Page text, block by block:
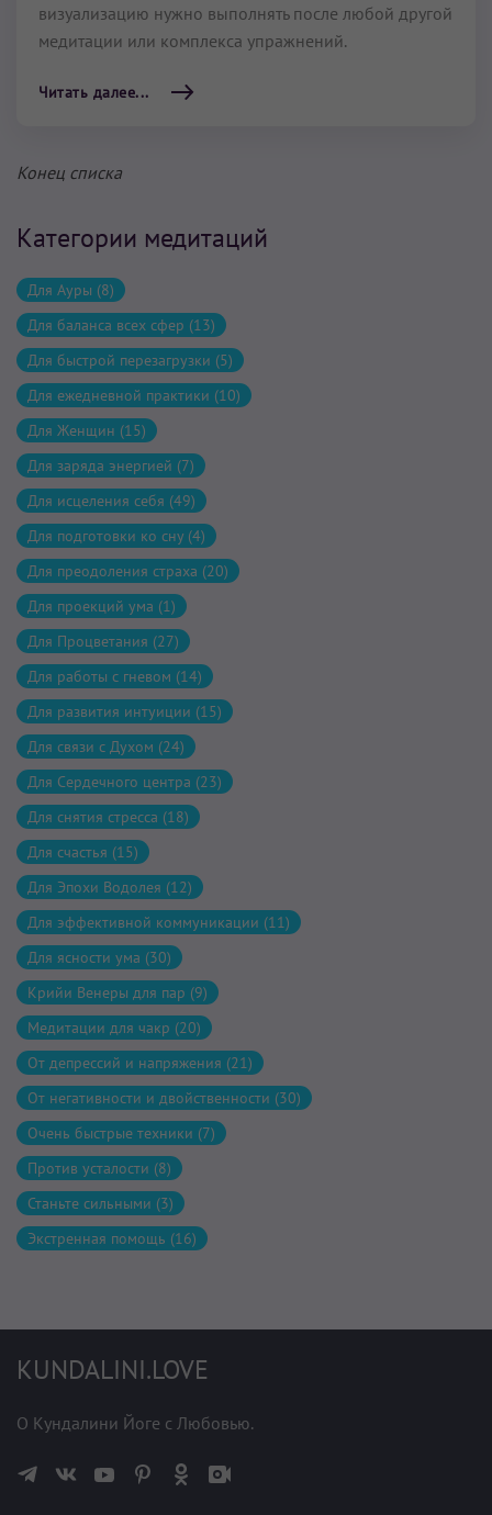
визуализацию нужно выполнять после любой другой
медитации или комплекса упражнений.
Читать далее...
Конец списка
Категории медитаций
Для Ауры (8)
Для баланса всех сфер (13)
Для быстрой перезагрузки (5)
Для ежедневной практики (10)
Для Женщин (15)
Для заряда энергией (7)
Для исцеления себя (49)
Для подготовки ко сну (4)
Для преодоления страха (20)
Для проекций ума (1)
Для Процветания (27)
Для работы с гневом (14)
Для развития интуиции (15)
Для связи с Духом (24)
Для Сердечного центра (23)
Для снятия стресса (18)
Для счастья (15)
Для Эпохи Водолея (12)
Для эффективной коммуникации (11)
Для ясности ума (30)
Крийи Венеры для пар (9)
Медитации для чакр (20)
От депрессий и напряжения (21)
От негативности и двойственности (30)
Очень быстрые техники (7)
Против усталости (8)
Станьте сильными (3)
Экстренная помощь (16)
KUNDALINI.LOVE
О Кундалини Йоге с Любовью.